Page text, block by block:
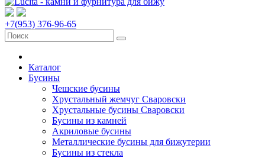
+7(953) 376-96-65
Каталог
Бусины
Чешские бусины
Хрустальный жемчуг Сваровски
Хрустальные бусины Сваровски
Бусины из камней
Акриловые бусины
Металлические бусины для бижутерии
Бусины из стекла